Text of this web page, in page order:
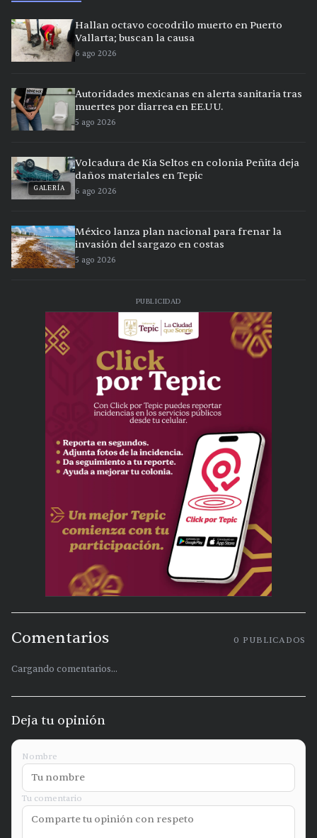
Hallan octavo cocodrilo muerto en Puerto
Vallarta; buscan la causa
6 ago 2026
Autoridades mexicanas en alerta sanitaria tras
muertes por diarrea en EE.UU.
5 ago 2026
GALERÍA
Volcadura de Kia Seltos en colonia Peñita deja
daños materiales en Tepic
6 ago 2026
México lanza plan nacional para frenar la
invasión del sargazo en costas
5 ago 2026
PUBLICIDAD
Comentarios 0 PUBLICADOS
Cargando comentarios...
Deja tu opinión
Nombre
Tu comentario